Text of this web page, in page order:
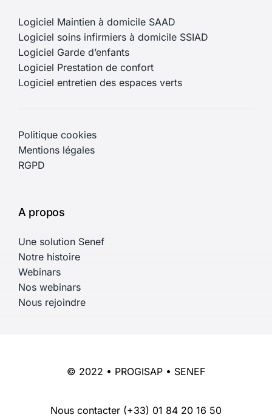
Logiciel Maintien à domicile SAAD
Logiciel soins infirmiers à domicile SSIAD
Logiciel Garde d’enfants
Logiciel Prestation de confort
Logiciel entretien des espaces verts
Politique cookies
Mentions légales
RGPD
A propos
Une solution Senef
Notre histoire
Webinars
Nos webinars
Nous rejoindre
© 2022 • PROGISAP • SENEF
Nous contacter (+33) 01 84 20 16 50